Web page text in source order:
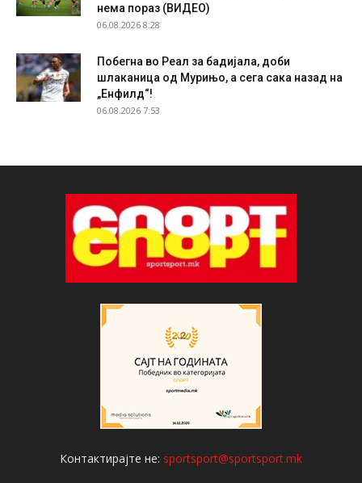
нема пораз (ВИДЕО)
06.08.2026 8:28
Побегна во Реал за бадијала, доби
шлаканица од Мурињо, а сега сака назад на
„Енфилд“!
06.08.2026 7:53
Контактирајте не: sportsport@sportsport.mk